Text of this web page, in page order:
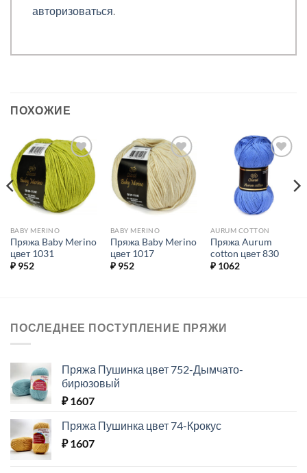
авторизоваться.
ПОХОЖИЕ
Добавить в
избранное.
BABY MERINO
Пряжа Baby Merino
цвет 1031
₽952
Добавить в
избранное.
BABY MERINO
Пряжа Baby Merino
цвет 1017
₽952
Добавить в
избранное.
AURUM COTTON
Пряжа Aurum
cotton цвет 830
₽1062
ПОСЛЕДНЕЕ ПОСТУПЛЕНИЕ ПРЯЖИ
Пряжа Пушинка цвет 752-Дымчато-
бирюзовый
₽1607
Пряжа Пушинка цвет 74-Крокус
₽1607